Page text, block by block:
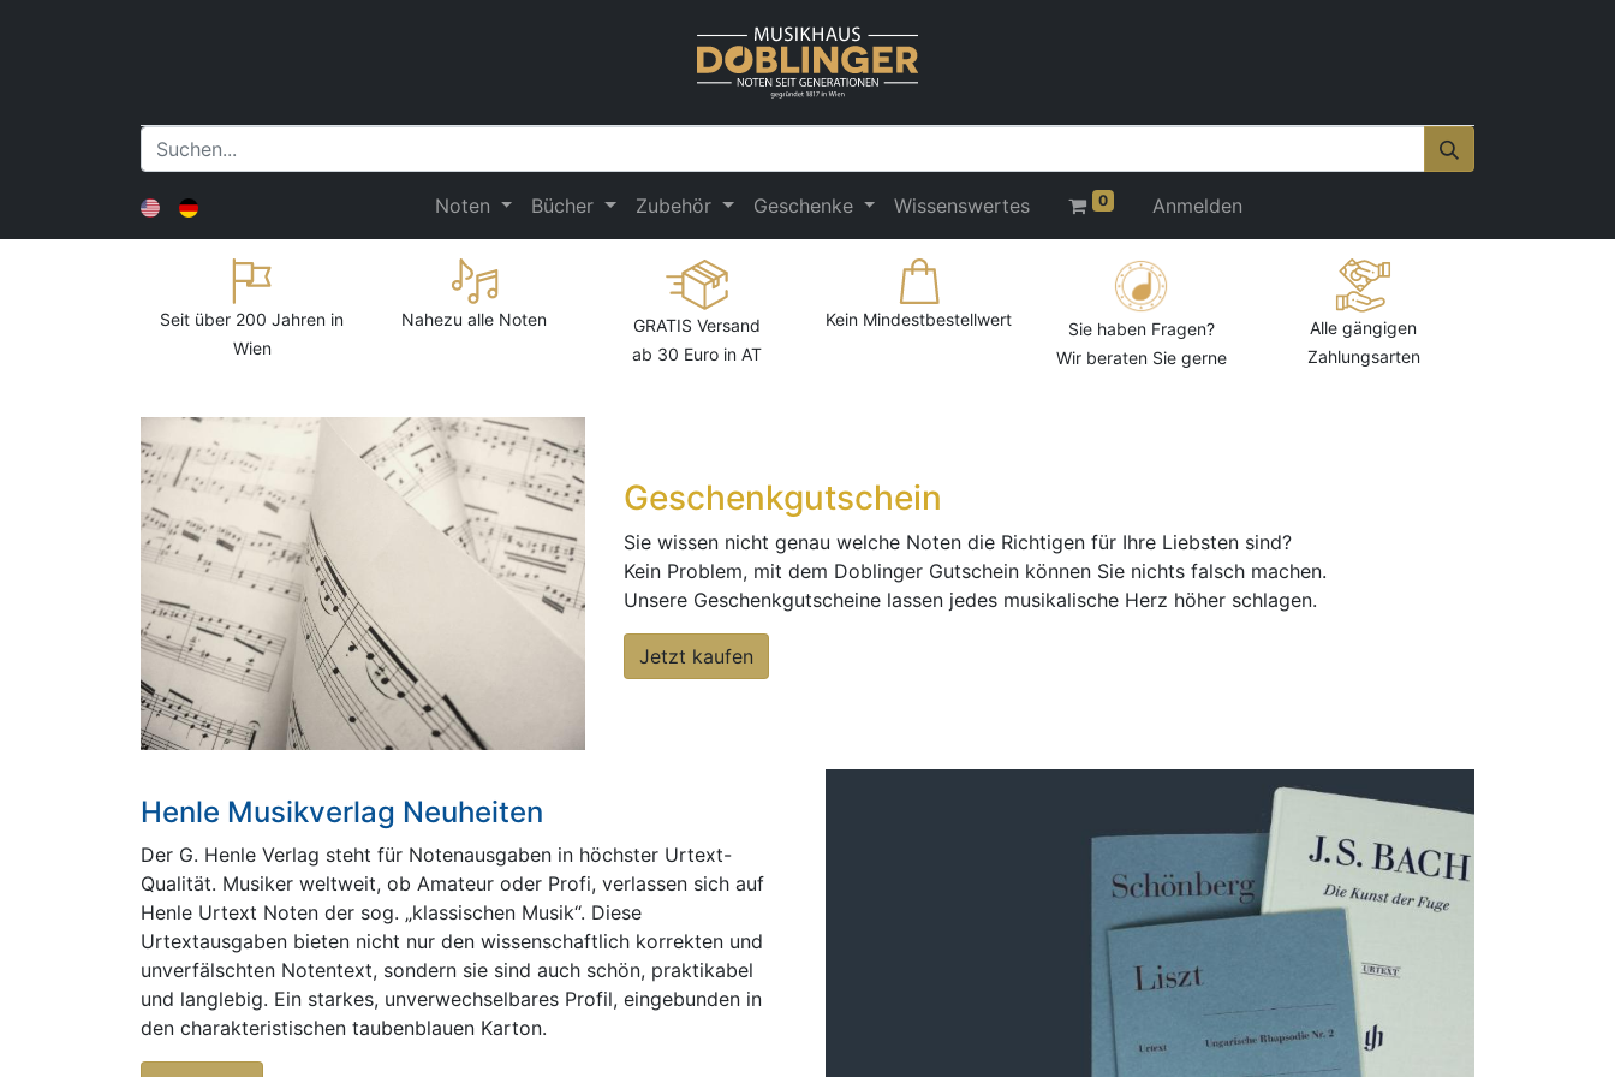
Noten Bücher Zubehör Geschenke Wissenswertes 0 Anmelden
Seit über 200 Jahren in
Wien
Nahezu alle Noten
GRATIS Versand
ab 30 Euro in AT
Kein Mindestbestellwert
Sie haben Fragen?
Wir beraten Sie gerne
Alle gängigen
Zahlungsarten
Geschenkgutschein
Sie wissen nicht genau welche Noten die Richtigen für Ihre Liebsten sind?
Kein Problem, mit dem Doblinger Gutschein können Sie nichts falsch machen.
Unsere Geschenkgutscheine lassen jedes musikalische Herz höher schlagen.
Jetzt kaufen
Henle Musikverlag Neuheiten
Der G. Henle Verlag steht für Notenausgaben in höchster Urtext-
Qualität. Musiker weltweit, ob Amateur oder Profi, verlassen sich auf
Henle Urtext Noten der sog. „klassischen Musik“. Diese
Urtextausgaben bieten nicht nur den wissenschaftlich korrekten und
unverfälschten Notentext, sondern sie sind auch schön, praktikabel
und langlebig. Ein starkes, unverwechselbares Profil, eingebunden in
den charakteristischen taubenblauen Karton.